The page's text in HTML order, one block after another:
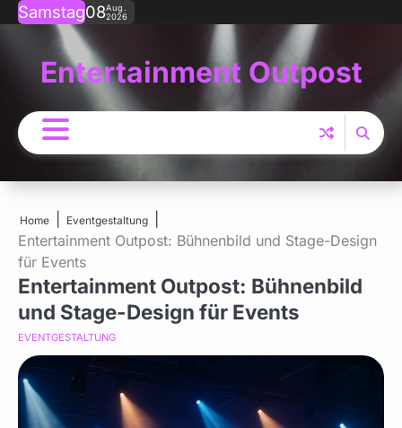
SkipSamstag08Aug.
2026
Entertainment Outpost
Home Eventgestaltung
Entertainment Outpost: Bühnenbild und Stage-Design
für Events
Entertainment Outpost: Bühnenbild
und Stage-Design für Events
EVENTGESTALTUNG